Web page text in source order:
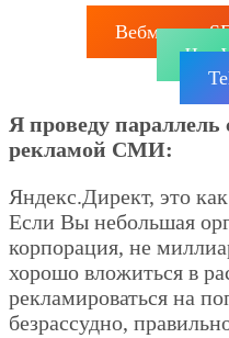
Вебмастер
Чат
Я проведу
рекламой СМИ:
Яндекс.Директ, это
Если Вы небольшая
корпорация, не
хорошо вложиться в
рекламироваться на
безрассудно,